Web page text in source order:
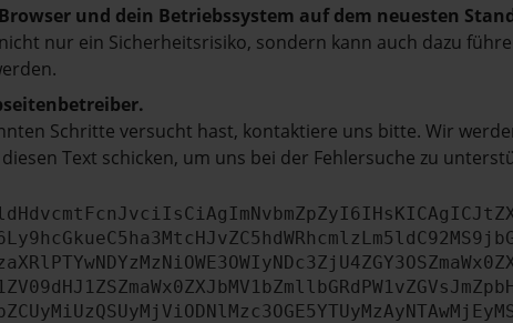
und dein Betriebssystem auf dem neuesten
nur ein Sicherheitsrisiko, sondern kann auch dazu
Schritte versucht hast, kontaktiere uns bitte. Wir
Text schicken, um uns bei der Fehlersuche zu